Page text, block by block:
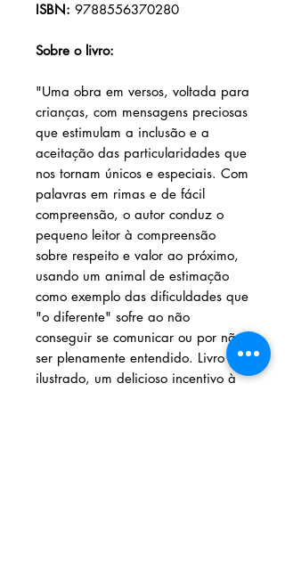
ISBN: 9788556370280
Sobre o livro:
"Uma obra em versos, voltada para
crianças, com mensagens preciosas
que estimulam a inclusão e a
aceitação das particularidades que
nos tornam únicos e especiais. Com
palavras em rimas e de fácil
compreensão, o autor conduz o
pequeno leitor à compreensão
sobre respeito e valor ao próximo,
usando um animal de estimação
como exemplo das dificuldades que
"o diferente" sofre ao não
conseguir se comunicar ou por não
ser plenamente entendido. Livro
ilustrado, um delicioso incentivo à